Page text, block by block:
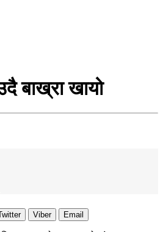
बाख्रा खायो
Viber Email